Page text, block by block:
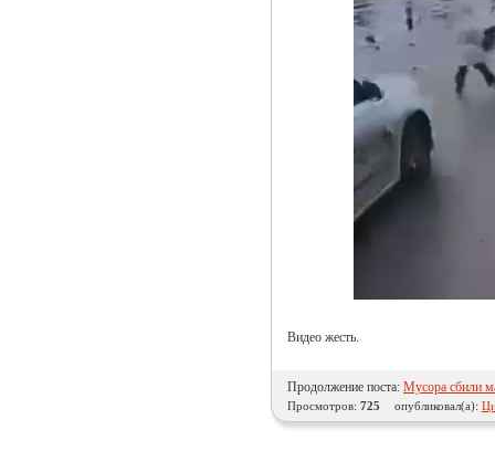
Видео жесть.
Продолжение поста: Мусора сбили
Просмотров: 725 опубликовал(а):